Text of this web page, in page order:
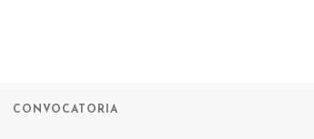
CONVOCATORIA